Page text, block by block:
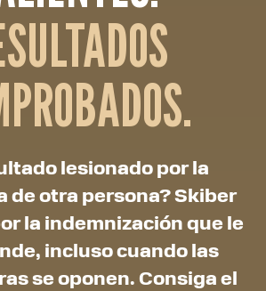
lesionado por la
de otra persona? Skiber
la indemnización que le
incluso cuando las
se oponen. Consiga el